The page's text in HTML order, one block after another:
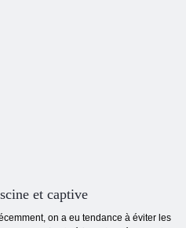
et captive
on a eu tendance à éviter les